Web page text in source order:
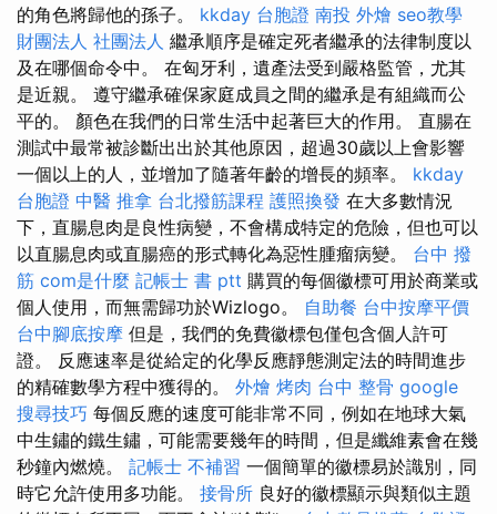
的角色將歸他的孫子。 kkday 台胞證 南投 外燴 seo教學
財團法人 社團法人 繼承順序是確定死者繼承的法律制度以
及在哪個命令中。 在匈牙利，遺產法受到嚴格監管，尤其
是近親。 遵守繼承確保家庭成員之間的繼承是有組織而公
平的。 顏色在我們的日常生活中起著巨大的作用。 直腸在
測試中最常被診斷出出於其他原因，超過30歲以上會影響
一個以上的人，並增加了隨著年齡的增長的頻率。 kkday
台胞證 中醫 推拿 台北撥筋課程 護照換發 在大多數情況
下，直腸息肉是良性病變，不會構成特定的危險，但也可以
以直腸息肉或直腸癌的形式轉化為惡性腫瘤病變。 台中 撥
筋 com是什麼 記帳士 書 ptt 購買的每個徽標可用於商業或
個人使用，而無需歸功於Wizlogo。 自助餐 台中按摩平價
台中腳底按摩 但是，我們的免費徽標包僅包含個人許可
證。 反應速率是從給定的化學反應靜態測定法的時間進步
的精確數學方程中獲得的。 外燴 烤肉 台中 整骨 google
搜尋技巧 每個反應的速度可能非常不同，例如在地球大氣
中生鏽的鐵生鏽，可能需要幾年的時間，但是纖維素會在幾
秒鐘內燃燒。 記帳士 不補習 一個簡單的徽標易於識別，同
時它允許使用多功能。 接骨所 良好的徽標顯示與類似主題